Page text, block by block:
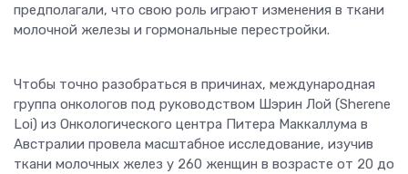
предполагали, что свою роль играют изменения в ткани
молочной железы и гормональные перестройки.
Чтобы точно разобраться в причинах, международная
группа онкологов под руководством Шэрин Лой (Sherene
Loi) из Онкологического центра Питера Маккаллума в
Австралии провела масштабное исследование, изучив
ткани молочных желез у 260 женщин в возрасте от 20 до